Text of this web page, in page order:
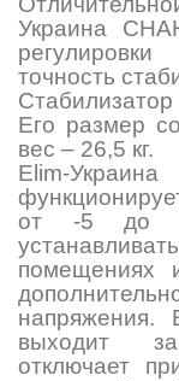
Украина
точность
Его размер
вес – 26,5 кг.
Elim-
от -5 до
помещениях
напряжения.
выходит
отключает